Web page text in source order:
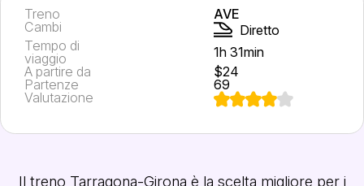
Treno
AVE
Cambi
Diretto
Tempo di
viaggio
1h 31min
A partire da
$24
Partenze
69
Valutazione
Il treno Tarragona-Girona è la scelta migliore per i